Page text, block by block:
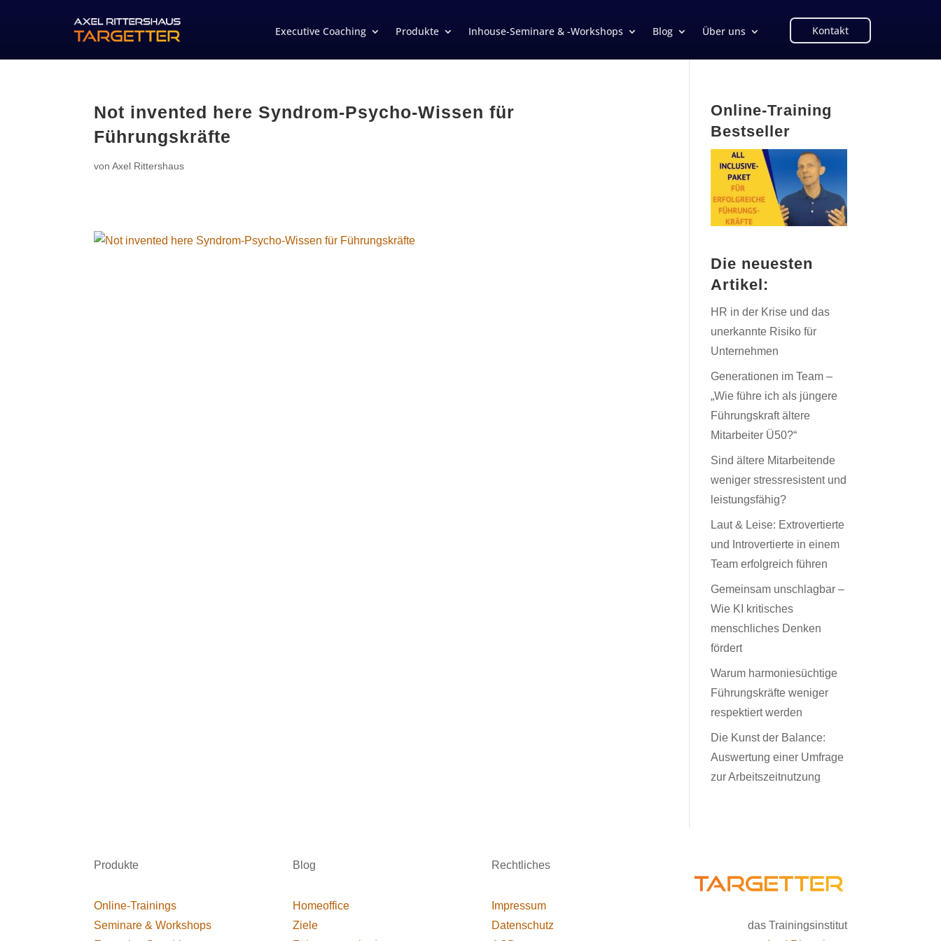
Executive Coaching Produkte Inhouse-Seminare & -Workshops Blog Über uns Kontakt
Not invented here Syndrom-Psycho-Wissen für
Führungskräfte
vonAxel Rittershaus
Online-Training
Bestseller
Die neuesten
Artikel:
HR in der Krise und das
unerkannte Risiko für
Unternehmen
Generationen im Team –
„Wie führe ich als jüngere
Führungskraft ältere
Mitarbeiter Ü50?“
Sind ältere Mitarbeitende
weniger stressresistent und
leistungsfähig?
Laut & Leise: Extrovertierte
und Introvertierte in einem
Team erfolgreich führen
Gemeinsam unschlagbar –
Wie KI kritisches
menschliches Denken
fördert
Warum harmoniesüchtige
Führungskräfte weniger
respektiert werden
Die Kunst der Balance:
Auswertung einer Umfrage
zur Arbeitszeitnutzung
Produkte
Online-Trainings
Seminare & Workshops
Blog
Homeoffice
Ziele
Rechtliches
Impressum
Datenschutz
das Trainingsinstitut